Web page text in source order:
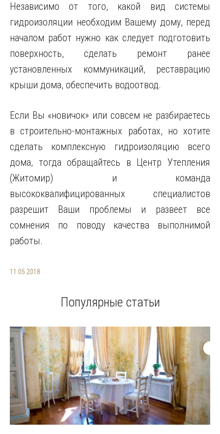
Независимо от того, какой вид системы
гидроизоляции необходим Вашему дому, перед
началом работ нужно как следует подготовить
поверхность, сделать ремонт ранее
установленных коммуникаций, реставрацию
крыши дома, обеспечить водоотвод.
Если Вы «новичок» или совсем не разбираетесь
в строительно-монтажных работах, но хотите
сделать комплексную гидроизоляцию всего
дома, тогда обращайтесь в Центр Утепления
(Житомир) и команда
высококвалифицированных специалистов
разрешит Ваши проблемы и развеет все
сомнения по поводу качества выполнимой
работы.
11.05.2018
Популярные статьи